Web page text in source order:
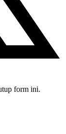
form ini.